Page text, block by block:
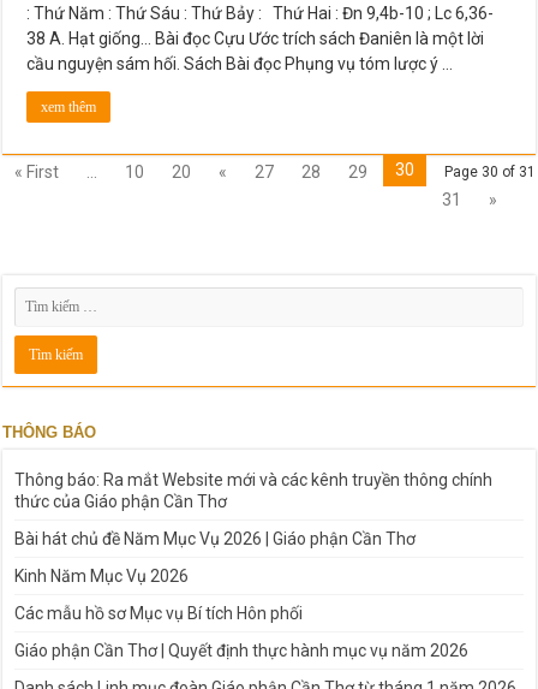
: Thứ Năm : Thứ Sáu : Thứ Bảy : Thứ Hai : Đn 9,4b-10 ; Lc 6,36-
38 A. Hạt giống… Bài đọc Cựu Ước trích sách Đaniên là một lời
cầu nguyện sám hối. Sách Bài đọc Phụng vụ tóm lược ý …
xem thêm
Page 30 of 31
« First ... 10 20 « 27 28 29
30
31
»
THÔNG BÁO
Thông báo: Ra mắt Website mới và các kênh truyền thông chính
thức của Giáo phận Cần Thơ
Bài hát chủ đề Năm Mục Vụ 2026 | Giáo phận Cần Thơ
Kinh Năm Mục Vụ 2026
Các mẫu hồ sơ Mục vụ Bí tích Hôn phối
Giáo phận Cần Thơ | Quyết định thực hành mục vụ năm 2026